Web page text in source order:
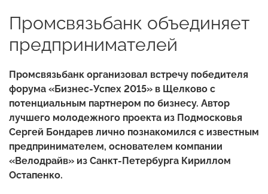
Промсвязьбанк объединяет
предпринимателей
Промсвязьбанк организовал встречу победителя
форума «Бизнес-Успех 2015» в Щелково с
потенциальным партнером по бизнесу. Автор
лучшего молодежного проекта из Подмосковья
Сергей Бондарев лично познакомился с известным
предпринимателем, основателем компании
«Велодрайв» из Санкт-Петербурга Кириллом
Остапенко.